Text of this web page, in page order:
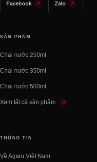
Facebook Zalo
SẢN PHẨM
Chai nước 250ml
Chai nước 350ml
Chai nước 500ml
Xem tất cả sản phẩm
THÔNG TIN
Về Agaru Việt Nam